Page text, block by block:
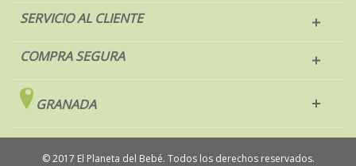
SERVICIO AL CLIENTE
COMPRA SEGURA
GRANADA
© 2017 El Planeta del Bebé. Todos los derechos reservados.